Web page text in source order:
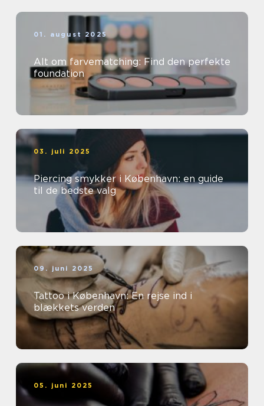
01. august 2025
Alt om farvematching: Find den perfekte
foundation
03. juli 2025
Piercing smykker i København: en guide
til de bedste valg
09. juni 2025
Tattoo i København: En rejse ind i
blækkets verden
05. juni 2025